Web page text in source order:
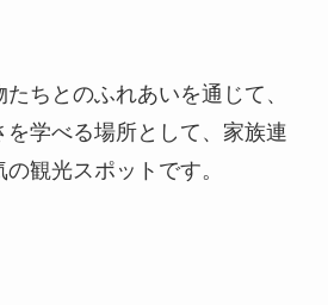
たちとのふれあいを通じて、
を学べる場所として、家族連
観光スポットです。